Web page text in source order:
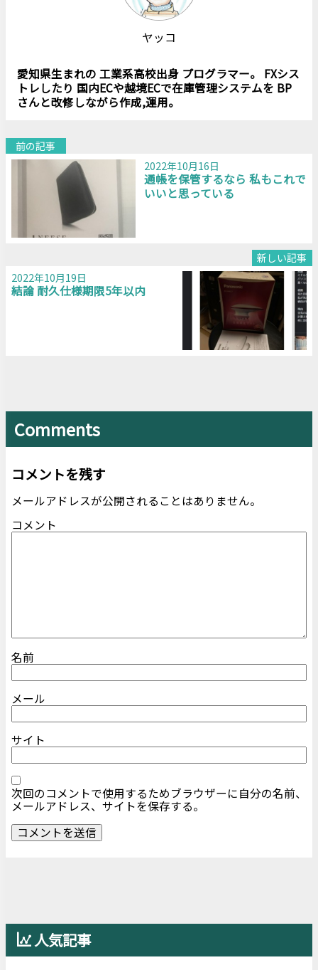
ヤッコ
愛知県生まれの 工業系高校出身 プログラマー。 FXシス
トレしたり 国内ECや越境ECで在庫管理システムを BP
さんと改修しながら作成,運用。
前の記事
2022年10月16日
通帳を保管するなら 私もこれで
いいと思っている
新しい記事
2022年10月19日
結論 耐久仕様期限5年以内
Comments
コメントを残す
メールアドレスが公開されることはありません。
コメント
名前
メール
サイト
次回のコメントで使用するためブラウザーに自分の名前、
メールアドレス、サイトを保存する。
人気記事